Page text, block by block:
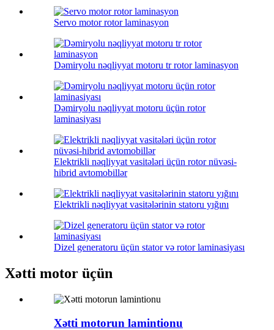
Servo motor rotor laminasyon
Dəmiryolu nəqliyyat motoru tr rotor laminasyon
Dəmiryolu nəqliyyat motoru üçün rotor
laminasiyası
Elektrikli nəqliyyat vasitələri üçün rotor nüvəsi-
hibrid avtomobillər
Elektrikli nəqliyyat vasitələrinin statoru yığını
Dizel generatoru üçün stator və rotor laminasiyası
Xətti motor üçün
Xətti motorun lamintionu